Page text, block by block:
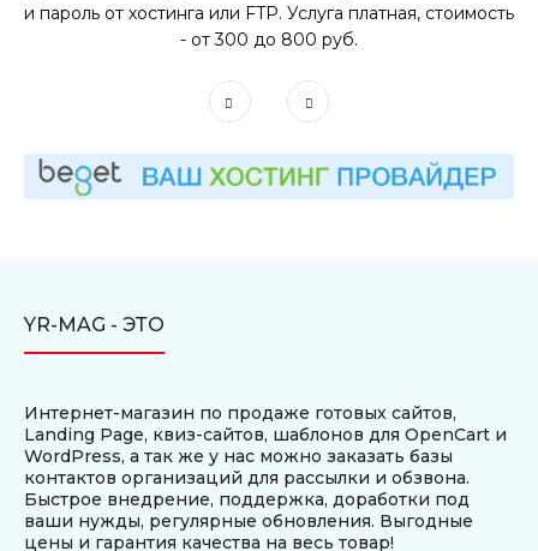
и пароль от хостинга или FTP. Услуга платная, стоимость
- от 300 до 800 руб.
YR-MAG - ЭТО
Интернет-магазин по продаже готовых сайтов,
Landing Page, квиз-сайтов, шаблонов для OpenCart и
WordPress, а так же у нас можно заказать базы
контактов организаций для рассылки и обзвона.
Быстрое внедрение, поддержка, доработки под
ваши нужды, регулярные обновления. Выгодные
цены и гарантия качества на весь товар!